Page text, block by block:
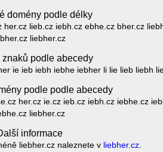
domény podle délky
lieb.cz iebh.cz ebhe.cz bher.cz
liebher.cz
znaků podle abecedy
ie ieb iebh iebhe iebher li lie lieb liebh
podle podle abecedy
her.cz ie.cz ieb.cz iebh.cz iebhe.cz
liebher.cz
informace
liebher.cz naleznete v liebher.cz